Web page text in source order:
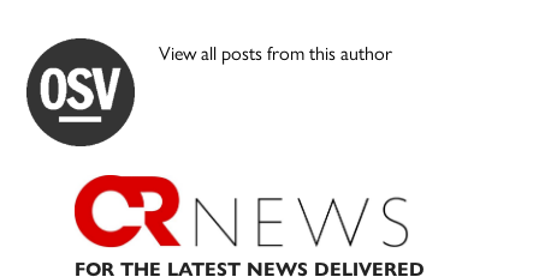
View all posts from this author
FOR THE LATEST NEWS DELIVERED